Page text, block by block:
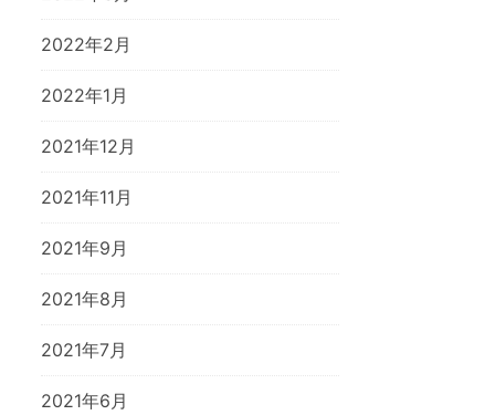
2022年2月
2022年1月
2021年12月
2021年11月
2021年9月
2021年8月
2021年7月
2021年6月